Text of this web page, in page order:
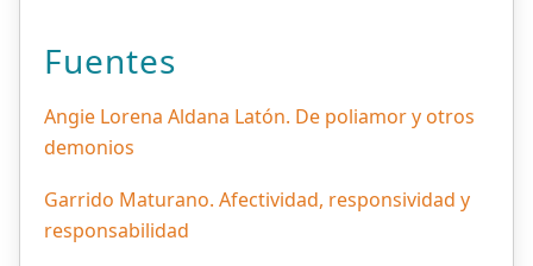
Fuentes
Angie Lorena Aldana Latón. De poliamor y otros
demonios
Garrido Maturano. Afectividad, responsividad y
responsabilidad